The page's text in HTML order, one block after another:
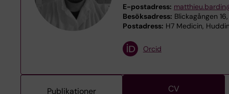
E-postadress:
Besöksadress: Blickagången
Postadress: H7 Medicin,
Orcid
Publikationer CV